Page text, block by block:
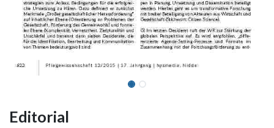
Editorial